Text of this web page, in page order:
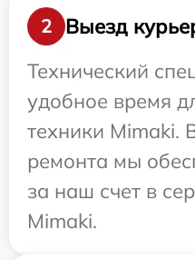
2
Выезд
Технический
удобное время
техники Mimaki.
ремонта мы
за наш счет в
Mimaki.